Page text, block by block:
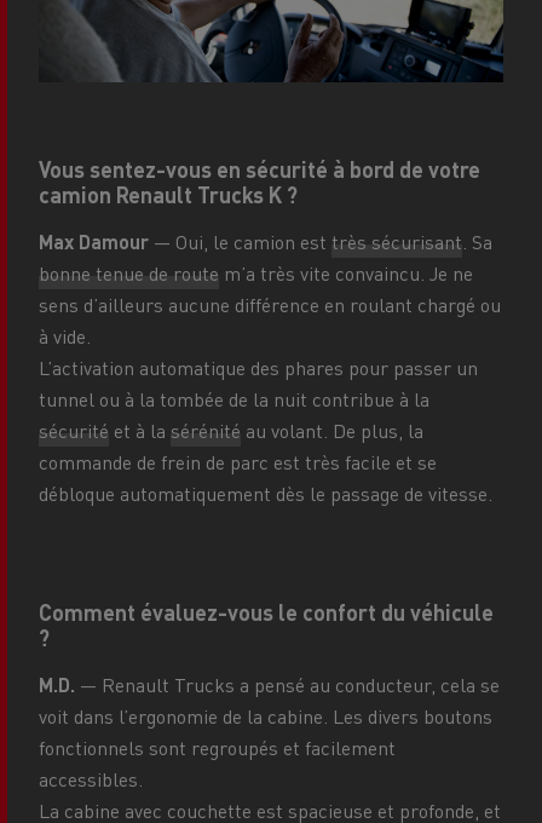
Vous sentez-vous en sécurité à bord de votre
camion Renault Trucks K ?
Max Damour — Oui, le camion est très sécurisant. Sa
bonne tenue de route m’a très vite convaincu. Je ne
sens d’ailleurs aucune différence en roulant chargé ou
à vide.
L’activation automatique des phares pour passer un
tunnel ou à la tombée de la nuit contribue à la
sécurité et à la sérénité au volant. De plus, la
commande de frein de parc est très facile et se
débloque automatiquement dès le passage de vitesse.
Comment évaluez-vous le confort du véhicule
?
M.D. — Renault Trucks a pensé au conducteur, cela se
voit dans l’ergonomie de la cabine. Les divers boutons
fonctionnels sont regroupés et facilement
accessibles.
La cabine avec couchette est spacieuse et profonde, et